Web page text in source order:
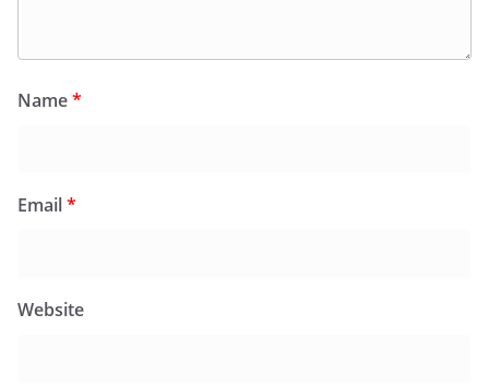
Name*
Email*
Website